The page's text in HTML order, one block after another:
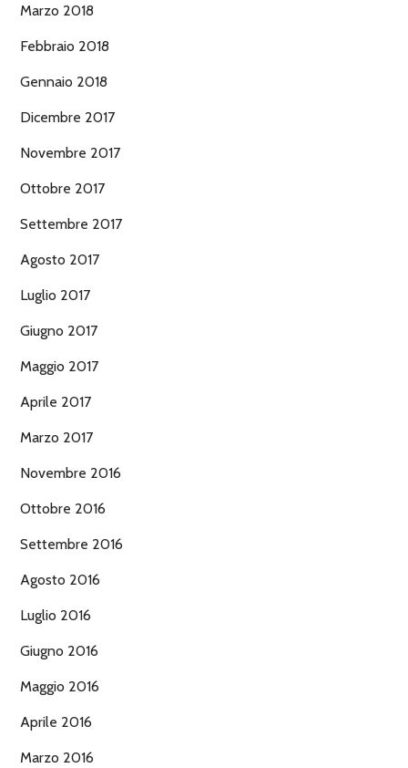
Marzo 2018
Febbraio 2018
Gennaio 2018
Dicembre 2017
Novembre 2017
Ottobre 2017
Settembre 2017
Agosto 2017
Luglio 2017
Giugno 2017
Maggio 2017
Aprile 2017
Marzo 2017
Novembre 2016
Ottobre 2016
Settembre 2016
Agosto 2016
Luglio 2016
Giugno 2016
Maggio 2016
Aprile 2016
Marzo 2016